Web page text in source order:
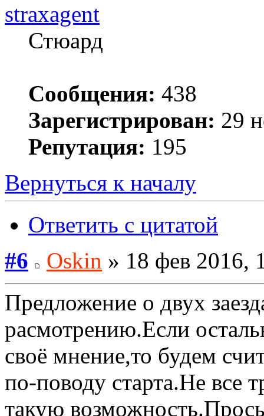
straxagent
Стюард
Сообщения: 438
Зарегистрирован: 29
Репутация: 195
Вернуться к началу
Ответить с цитатой
#6
Oskin » 18 фев 2016,
Предложение о двух
расмотрению.Если
своё мнение,то будем
по-поводу старта.Не все
такую